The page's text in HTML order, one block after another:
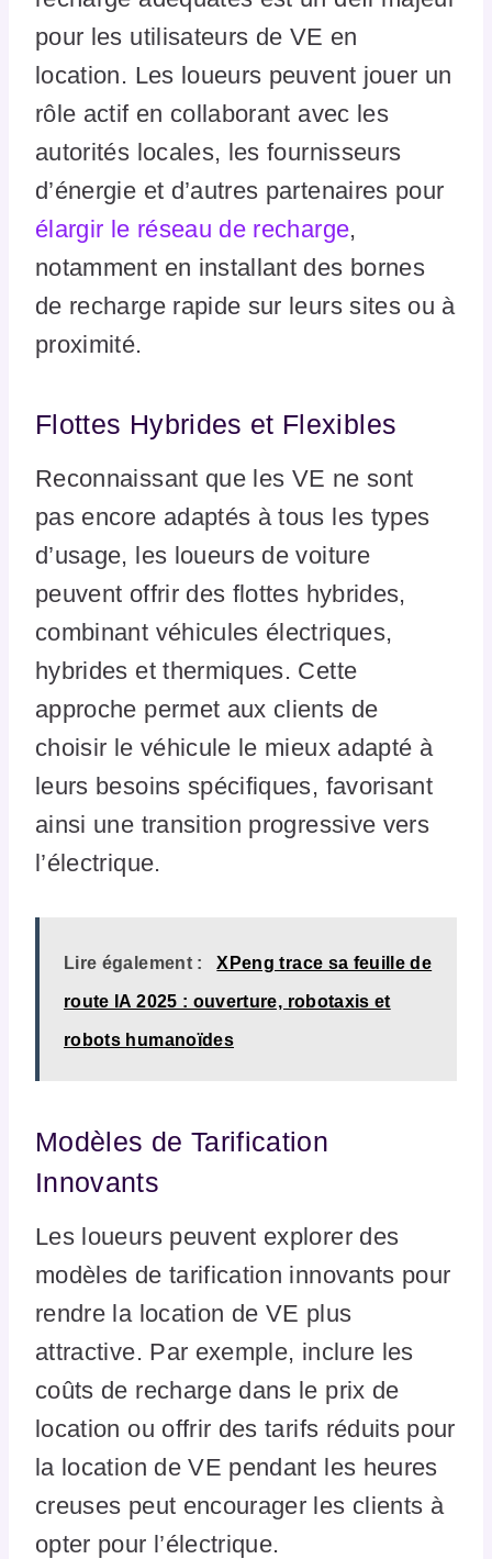
pour les utilisateurs de VE en
location. Les loueurs peuvent jouer un
rôle actif en collaborant avec les
autorités locales, les fournisseurs
d’énergie et d’autres partenaires pour
élargir le réseau de recharge,
notamment en installant des bornes
de recharge rapide sur leurs sites ou à
proximité.
Flottes Hybrides et Flexibles
Reconnaissant que les VE ne sont
pas encore adaptés à tous les types
d’usage, les loueurs de voiture
peuvent offrir des flottes hybrides,
combinant véhicules électriques,
hybrides et thermiques. Cette
approche permet aux clients de
choisir le véhicule le mieux adapté à
leurs besoins spécifiques, favorisant
ainsi une transition progressive vers
l’électrique.
Lire également : XPeng trace sa feuille de
route IA 2025 : ouverture, robotaxis et
robots humanoïdes
Modèles de Tarification
Innovants
Les loueurs peuvent explorer des
modèles de tarification innovants pour
rendre la location de VE plus
attractive. Par exemple, inclure les
coûts de recharge dans le prix de
location ou offrir des tarifs réduits pour
la location de VE pendant les heures
creuses peut encourager les clients à
opter pour l’électrique.